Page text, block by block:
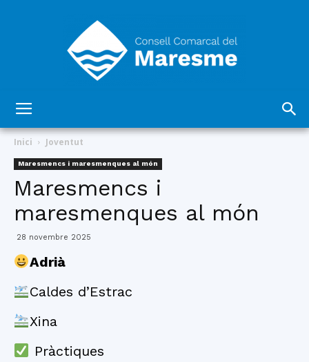
Comarcal
Inici Joventut
Maresmencs i maresmenques al món
Maresmencs i
maresmenques al món
28 novembre 2025
Adrià
Caldes d’Estrac
Xina
Pràctiques